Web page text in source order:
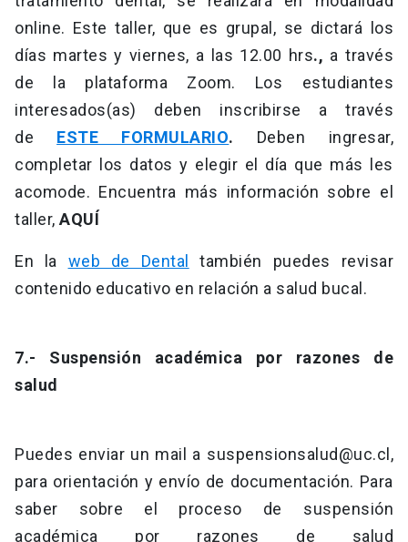
online. Este taller, que es grupal, se dictará los
días martes y viernes, a las 12.00 hrs., a través
de la plataforma Zoom. Los estudiantes
interesados(as) deben inscribirse a través
de
ESTE FORMULARIO. Deben ingresar,
completar los datos y elegir el día que más les
acomode. Encuentra más información sobre el
taller, AQUÍ
En la web de Dental
también puedes revisar
contenido educativo en relación a salud bucal.
7.- Suspensión académica por razones de
salud
Puedes enviar un mail a suspensionsalud@uc.cl ,
para orientación y envío de documentación. Para
saber sobre el proceso de suspensión
académica por razones de salud